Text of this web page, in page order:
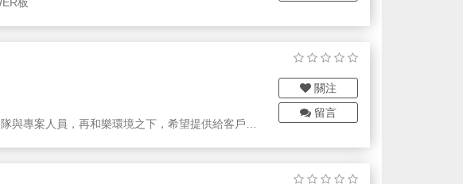
與專案人員，再和樂環境之下，希望提供給客戶最
關注
留言